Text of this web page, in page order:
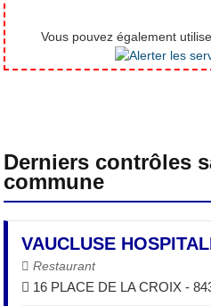
Vous pouvez également
Derniers contrôles
commune
VAUCLUSE
Restaurant
16 PLACE DE LA CROIX -